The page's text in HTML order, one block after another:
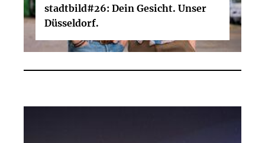
stadtbild#26: Dein Gesicht. Unser
Düsseldorf.